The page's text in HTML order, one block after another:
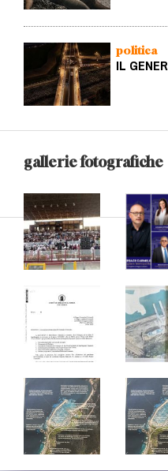
politica
IL
gallerie fotografiche